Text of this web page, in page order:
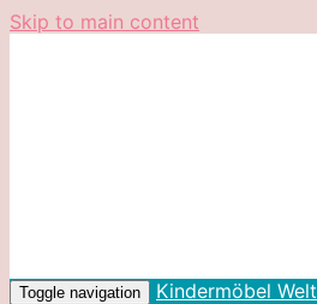
Skip to main content
Toggle navigation
Kindermöbel Welt